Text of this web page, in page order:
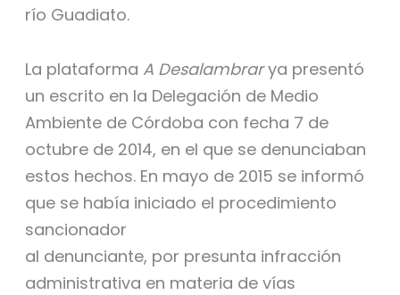
río Guadiato.
La plataforma A Desalambrarya presentó
un escrito en la Delegación de Medio
Ambiente de Córdoba con fecha 7 de
octubre de 2014, en el que se denunciaban
estos hechos. En mayo de 2015 se informó
que se había iniciado el procedimiento
sancionador
al denunciante, por presunta infracción
administrativa en materia de vías